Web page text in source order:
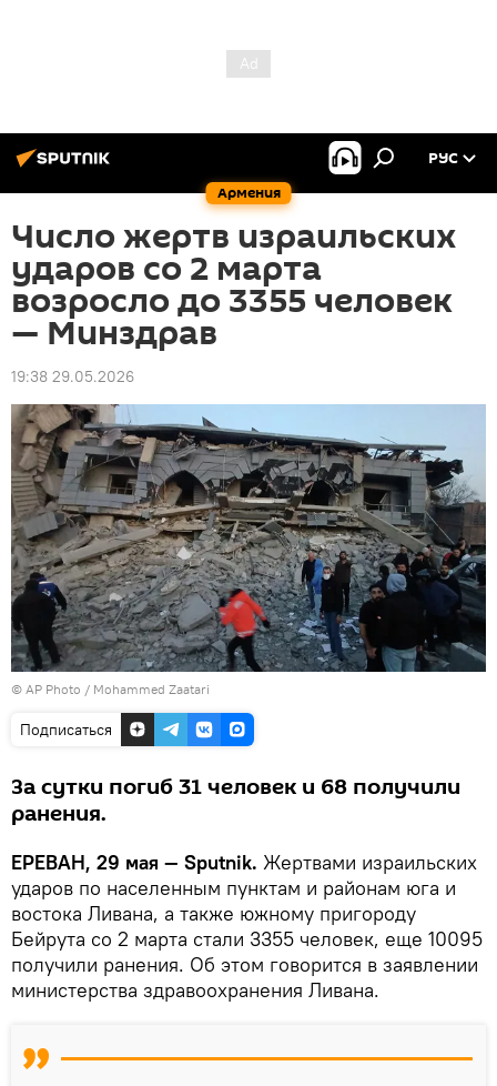
Армения
РУС
Число жертв израильских
ударов со 2 марта
возросло до 3355 человек
— Минздрав
19:38 29.05.2026
© AP Photo / Mohammed Zaatari
Подписаться
За сутки погиб 31 человек и 68 получили
ранения.
ЕРЕВАН, 29 мая — Sputnik. Жертвами израильских
ударов по населенным пунктам и районам юга и
востока Ливана, а также южному пригороду
Бейрута со 2 марта стали 3355 человек, еще 10095
получили ранения. Об этом говорится в заявлении
министерства здравоохранения Ливана.